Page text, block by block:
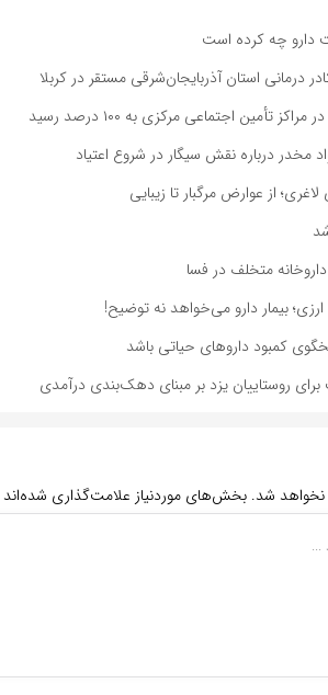
چه کرده است
تأمین اجتماعی مرکزی به ۱۰۰ درصد رسید
مخدر درباره نقش سیگار در شروع اعتیاد
از عوارض مرگبار تا زیبایی
بیمار دارو می‌خواهد نه توضیح!
کمبود داروهای حیاتی باشد
روستاییان یزد بر مبنای دهک‌بندی درآمدی
نخواهد شد. بخش‌های موردنیاز علامت‌گذاری شده‌اند